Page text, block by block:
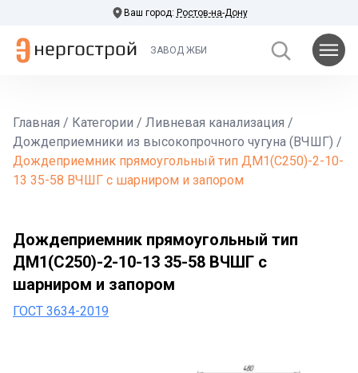
Ваш город: Ростов-на-Дону
ЗАВОД ЖБИ
Главная / Категории / Ливневая канализация /
Дождеприемники из высокопрочного чугуна (ВЧШГ) /
Дождеприемник прямоугольный тип ДМ1(С250)-2-10-
13 35-58 ВЧШГ с шарниром и запором
Дождеприемник прямоугольный тип
ДМ1(С250)-2-10-13 35-58 ВЧШГ с
шарниром и запором
ГОСТ 3634-2019